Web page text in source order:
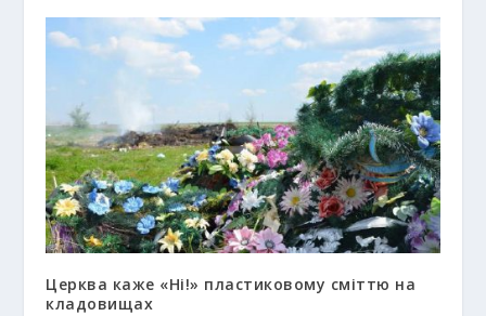
Церква каже «Ні!» пластиковому сміттю на
кладовищах